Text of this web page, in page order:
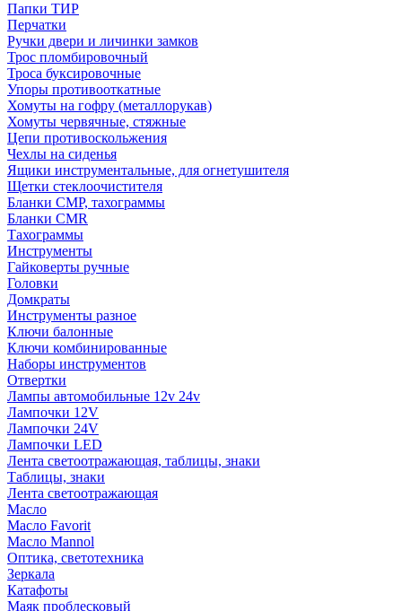
Папки ТИР
Перчатки
Ручки двери и личинки замков
Трос пломбировочный
Троса буксировочные
Упоры противооткатные
Хомуты на гофру (металлорукав)
Хомуты червячные, стяжные
Цепи противоскольжения
Чехлы на сиденья
Ящики инструментальные, для огнетушителя
Щетки стеклоочистителя
Бланки СМР, тахограммы
Бланки CMR
Тахограммы
Инструменты
Гайковерты ручные
Головки
Домкраты
Инструменты разное
Ключи балонные
Ключи комбинированные
Наборы инструментов
Отвертки
Лампы автомобильные 12v 24v
Лампочки 12V
Лампочки 24V
Лампочки LED
Лента светоотражающая, таблицы, знаки
Таблицы, знаки
Лента светоотражающая
Масло
Масло Favorit
Масло Mannol
Оптика, светотехника
Зеркала
Катафоты
Маяк проблесковый